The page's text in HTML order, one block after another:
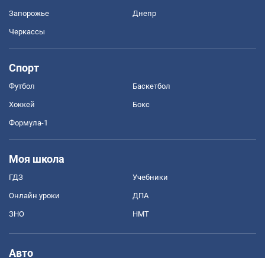
Запорожье Днепр
Черкассы
Спорт
Футбол Баскетбол
Хоккей Бокс
Формула-1
Моя школа
ГДЗ Учебники
Онлайн уроки ДПА
ЗНО НМТ
Авто